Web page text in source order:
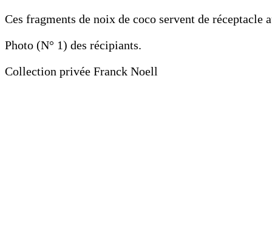
Ces fragments de noix de coco servent de réceptacle
Photo (N° 1) des récipiants.
Collection privée Franck Noell